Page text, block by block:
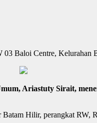
Baloi Centre,
Ariastuty Sirait,
Hilir, perangkat RW,